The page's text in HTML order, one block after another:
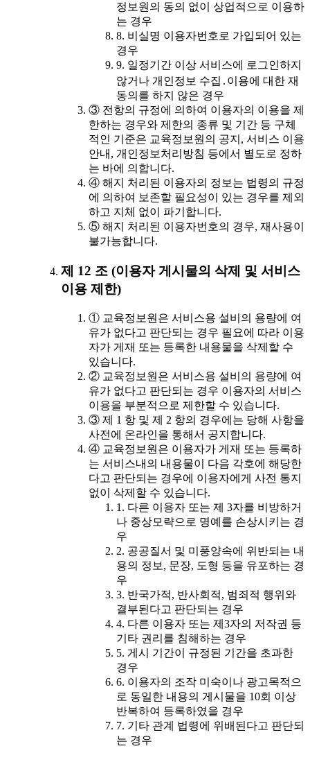
정보원의 동의 없이 상업적으로 이용하
는 경우
8. 비실명 이용자번호로 가입되어 있는
경우
9. 일정기간 이상 서비스에 로그인하지
않거나 개인정보 수집․이용에 대한 재
동의를 하지 않은 경우
③ 전항의 규정에 의하여 이용자의 이용을 제
한하는 경우와 제한의 종류 및 기간 등 구체
적인 기준은 교육정보원의 공지, 서비스 이용
안내, 개인정보처리방침 등에서 별도로 정하
는 바에 의합니다.
④ 해지 처리된 이용자의 정보는 법령의 규정
에 의하여 보존할 필요성이 있는 경우를 제외
하고 지체 없이 파기합니다.
⑤ 해지 처리된 이용자번호의 경우, 재사용이
불가능합니다.
제 12 조 (이용자 게시물의 삭제 및 서비스
이용 제한)
① 교육정보원은 서비스용 설비의 용량에 여
유가 없다고 판단되는 경우 필요에 따라 이용
자가 게재 또는 등록한 내용물을 삭제할 수
있습니다.
② 교육정보원은 서비스용 설비의 용량에 여
유가 없다고 판단되는 경우 이용자의 서비스
이용을 부분적으로 제한할 수 있습니다.
③ 제 1 항 및 제 2 항의 경우에는 당해 사항을
사전에 온라인을 통해서 공지합니다.
④ 교육정보원은 이용자가 게재 또는 등록하
는 서비스내의 내용물이 다음 각호에 해당한
다고 판단되는 경우에 이용자에게 사전 통지
없이 삭제할 수 있습니다.
1. 다른 이용자 또는 제 3자를 비방하거
나 중상모략으로 명예를 손상시키는 경
우
2. 공공질서 및 미풍양속에 위반되는 내
용의 정보, 문장, 도형 등을 유포하는 경
우
3. 반국가적, 반사회적, 범죄적 행위와
결부된다고 판단되는 경우
4. 다른 이용자 또는 제3자의 저작권 등
기타 권리를 침해하는 경우
5. 게시 기간이 규정된 기간을 초과한
경우
6. 이용자의 조작 미숙이나 광고목적으
로 동일한 내용의 게시물을 10회 이상
반복하여 등록하였을 경우
7. 기타 관계 법령에 위배된다고 판단되
는 경우